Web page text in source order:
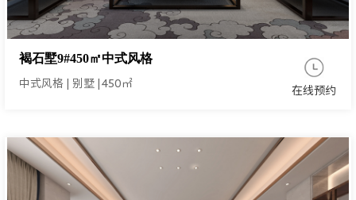
褐石墅9#450㎡中式风格
中式风格 别墅 450㎡
在线预约